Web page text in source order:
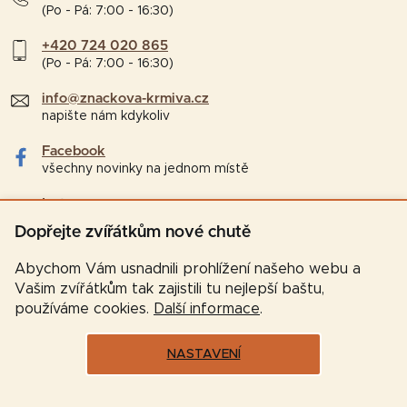
Dopřejte zvířátkům nové chutě
Abychom Vám usnadnili prohlížení našeho webu a
Vašim zvířátkům tak zajistili tu nejlepší baštu,
používáme cookies. Další informace.
NASTAVENÍ
(Po - Pá: 7:00 - 16:30)
+420 724 020 865
(Po - Pá: 7:00 - 16:30)
info@znackova-krmiva.cz
napište nám kdykoliv
Facebook
všechny novinky na jednom místě
Instagram
tipy a zajímavosti pro chovatele